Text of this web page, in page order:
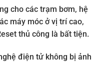
0.5-6A 220V AC
3-30A 220V AC
cho các trạm bơm, hệ
máy móc ở vị trí cao,
thủ công là bất tiện.
điện tử không bị ảnh